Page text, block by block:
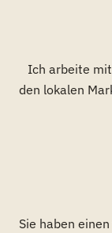
Ich arbeite
den lokalen
Sie haben